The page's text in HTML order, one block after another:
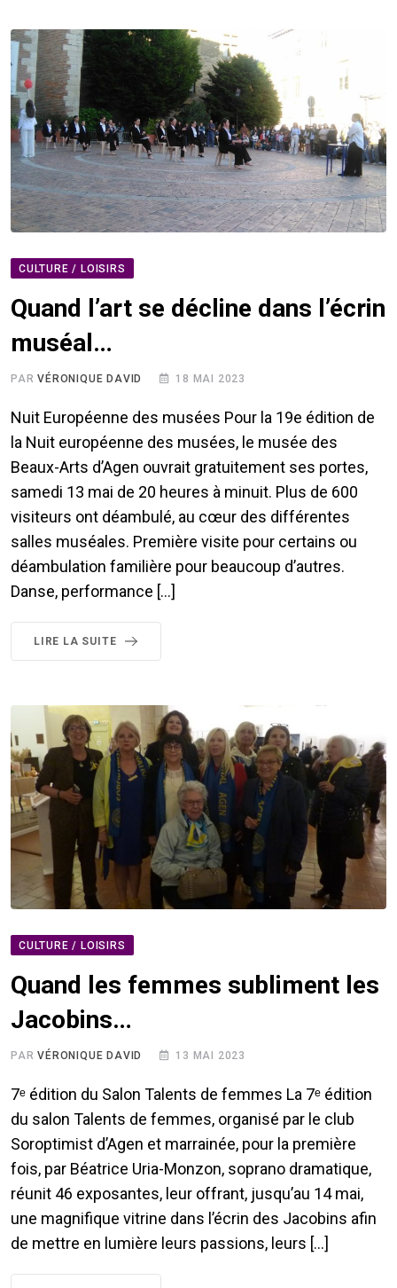
CULTURE / LOISIRS
Quand l’art se décline dans l’écrin
muséal…
PARVÉRONIQUE DAVID 18 MAI 2023
Nuit Européenne des musées Pour la 19e édition de
la Nuit européenne des musées, le musée des
Beaux-Arts d’Agen ouvrait gratuitement ses portes,
samedi 13 mai de 20 heures à minuit. Plus de 600
visiteurs ont déambulé, au cœur des différentes
salles muséales. Première visite pour certains ou
déambulation familière pour beaucoup d’autres.
Danse, performance […]
LIRE LA SUITE
CULTURE / LOISIRS
Quand les femmes subliment les
Jacobins…
PARVÉRONIQUE DAVID 13 MAI 2023
7ᵉ édition du Salon Talents de femmes La 7ᵉ édition
du salon Talents de femmes, organisé par le club
Soroptimist d’Agen et marrainée, pour la première
fois, par Béatrice Uria-Monzon, soprano dramatique,
réunit 46 exposantes, leur offrant, jusqu’au 14 mai,
une magnifique vitrine dans l’écrin des Jacobins afin
de mettre en lumière leurs passions, leurs […]